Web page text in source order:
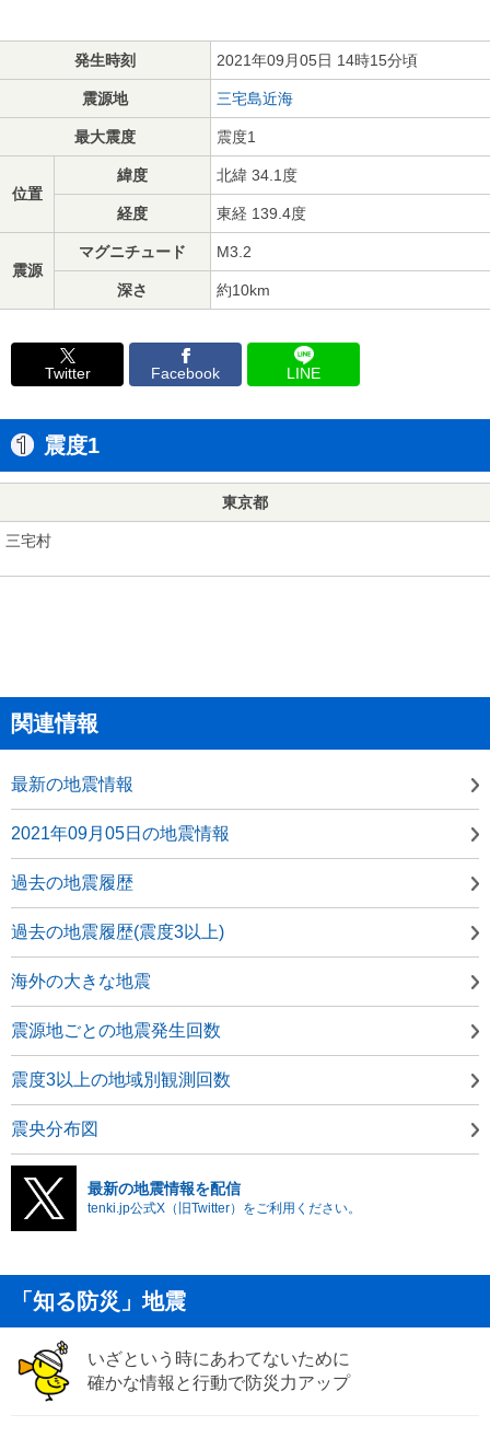
発生時刻 2021年09月05日 14時15分頃
震源地 三宅島近海
最大震度 震度1
位置
緯度 北緯 34.1度
経度 東経 139.4度
震源
マグニチュード M3.2
深さ 約10km
Twitter Facebook LINE
震度1
東京都
三宅村
関連情報
最新の地震情報
2021年09月05日の地震情報
過去の地震履歴
過去の地震履歴(震度3以上)
海外の大きな地震
震源地ごとの地震発生回数
震度3以上の地域別観測回数
震央分布図
最新の地震情報を配信
tenki.jp公式X（旧Twitter）をご利用ください。
「知る防災」地震
いざという時にあわてないために
確かな情報と行動で防災力アップ